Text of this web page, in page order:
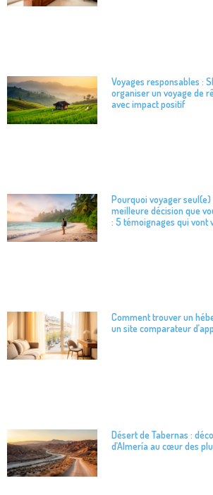
Voyages responsables :
organiser un voyage de
avec impact positif
Pourquoi voyager
meilleure décision que
: 5 témoignages qui vont
Comment trouver un
un site comparateur
Désert de Tabernas :
d’Almería au cœur des